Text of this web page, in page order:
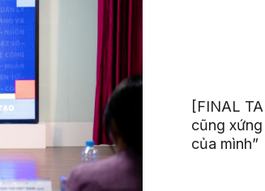
[FINAL
cũng
của mình”